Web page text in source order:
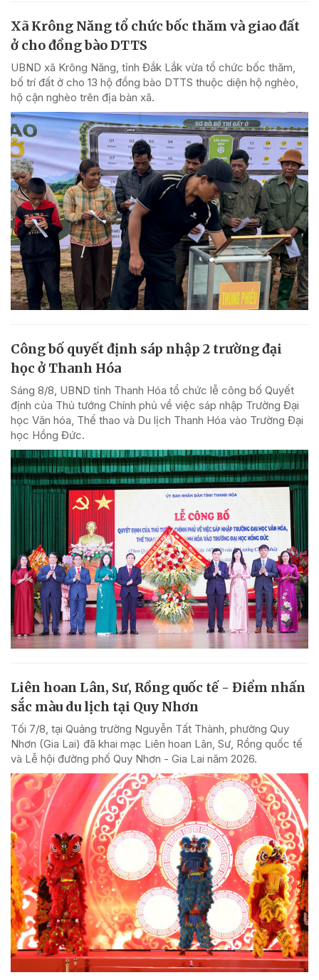
Xã Krông Năng tổ chức bốc thăm và giao đất
ở cho đồng bào DTTS
UBND xã Krông Năng, tỉnh Đắk Lắk vừa tổ chức bốc thăm,
bố trí đất ở cho 13 hộ đồng bào DTTS thuộc diện hộ nghèo,
hộ cận nghèo trên địa bàn xã.
Công bố quyết định sáp nhập 2 trường đại
học ở Thanh Hóa
Sáng 8/8, UBND tỉnh Thanh Hóa tổ chức lễ công bố Quyết
định của Thủ tướng Chính phủ về việc sáp nhập Trường Đại
học Văn hóa, Thể thao và Du lịch Thanh Hóa vào Trường Đại
học Hồng Đức.
Liên hoan Lân, Sư, Rồng quốc tế - Điểm nhấn
sắc màu du lịch tại Quy Nhơn
Tối 7/8, tại Quảng trường Nguyễn Tất Thành, phường Quy
Nhơn (Gia Lai) đã khai mạc Liên hoan Lân, Sư, Rồng quốc tế
và Lễ hội đường phố Quy Nhơn - Gia Lai năm 2026.